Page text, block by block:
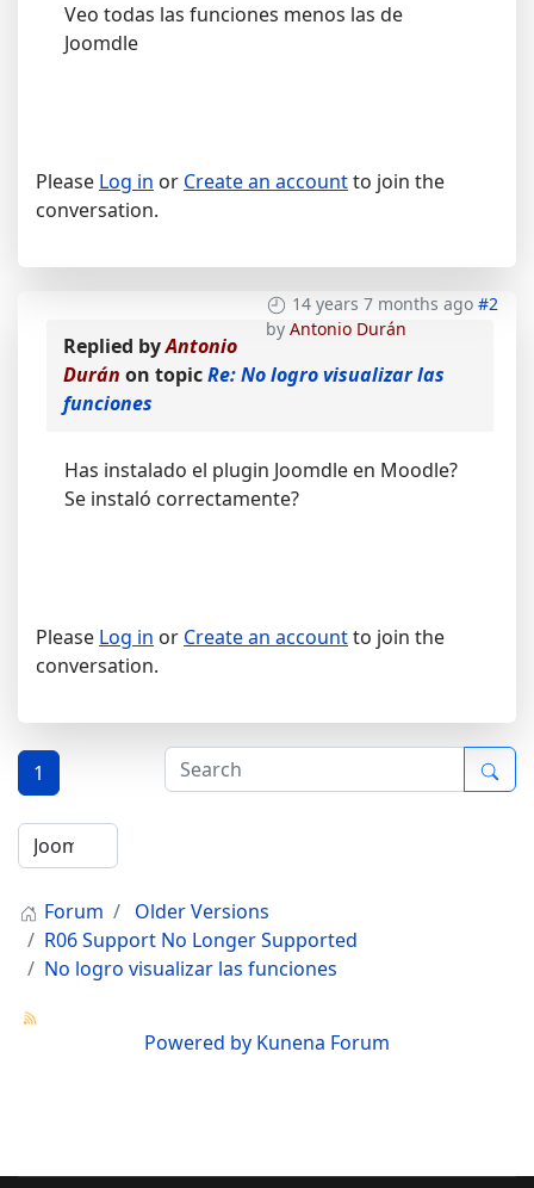
Veo todas las funciones menos las de
Joomdle
Please Log in or Create an accountto join the
conversation.
14 years 7 months ago #2
by Antonio Durán
Replied byAntonio
Durán on topicRe: No logro visualizar las
funciones
Has instalado el plugin Joomdle en Moodle?
Se instaló correctamente?
Please Log in or Create an accountto join the
conversation.
1
Forum
Older Versions
R06 Support No Longer Supported
No logro visualizar las funciones
Powered by Kunena Forum